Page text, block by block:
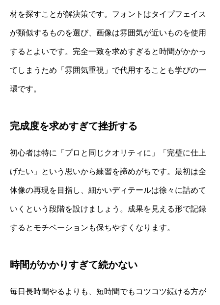
材を探すことが解決策です。フォントはタイプフェイス
が類似するものを選び、画像は雰囲気が近いものを使用
するとよいです。完全一致を求めすぎると時間がかかっ
てしまうため「雰囲気重視」で代用することも学びの一
環です。
完成度を求めすぎて挫折する
初心者は特に「プロと同じクオリティに」「完璧に仕上
げたい」という思いから練習を諦めがちです。最初は全
体像の再現を目指し、細かいディテールは徐々に詰めて
いくという段階を設けましょう。成果を見える形で記録
するとモチベーションも保ちやすくなります。
時間がかかりすぎて続かない
毎日長時間やるよりも、短時間でもコツコツ続ける方が